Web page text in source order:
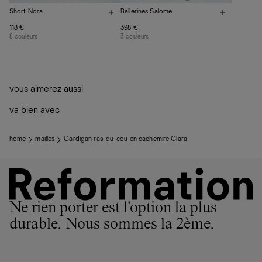
Short Nora
118 €
8 couleurs
Ballerines Salome
398 €
3 couleurs
vous aimerez aussi
va bien avec
home mailles Cardigan ras-du-cou en cachemire Clara
Ne rien porter est l'option la plus
durable. Nous sommes la 2ème.